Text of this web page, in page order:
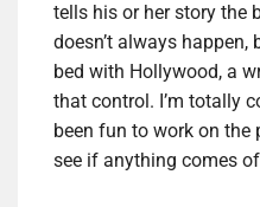
tells his or her story the
doesn’t always
bed with Hollywood, a
that control. I’m totally
been fun to work on the
see if anything comes